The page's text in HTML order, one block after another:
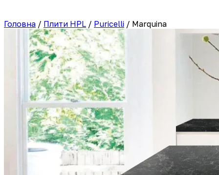
Головна / Плити HPL / Puricelli / Marquina